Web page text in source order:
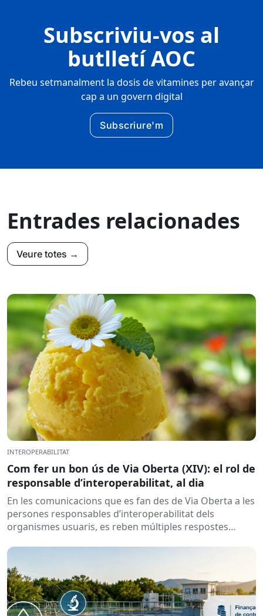
Subscriviu-vos al
butlletí AOC
Rebeu setmanalment la dosis de vitamines per avançar
cap a un govern digital
Subscriure'm
Entrades relacionades
Veure totes →
INTEROPERABILITAT
Com fer un bon ús de Via Oberta (XIV): el rol de
responsable d’interoperabilitat, al dia
En les comunicacions que es fan des de Via Oberta a les
persones responsables d’interoperabilitat dels
organismes usuaris, es reben múltiples respostes